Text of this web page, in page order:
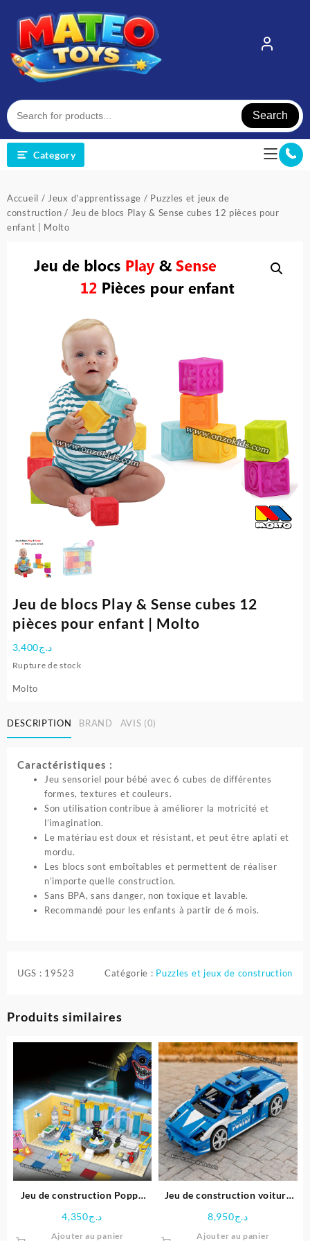
content
Search
Category
Accueil /Jeux d'apprentissage / Puzzles et jeux de
construction / Jeu de blocs Play & Sense cubes 12 pièces pour
enfant | Molto
Jeu de blocs Play & Sense cubes 12
pièces pour enfant | Molto
د.ج3,400
Rupture de stock
Molto
DESCRIPTION BRAND AVIS (0)
Caractéristiques :
Jeu sensoriel pour bébé avec 6 cubes de différentes
formes, textures et couleurs.
Son utilisation contribue à améliorer la motricité et
l’imagination.
Le matériau est doux et résistant, et peut être aplati et
mordu.
Les blocs sont emboîtables et permettent de réaliser
n’importe quelle construction.
Sans BPA, sans danger, non toxique et lavable.
Recommandé pour les enfants à partir de 6 mois.
UGS : 19523 Catégorie : Puzzles et jeux de construction
Produits similaires
Jeu de construction Poppy
د.ج4,350
Ajouter au panier
Jeu de construction voiture
د.ج8,950
Ajouter au panier